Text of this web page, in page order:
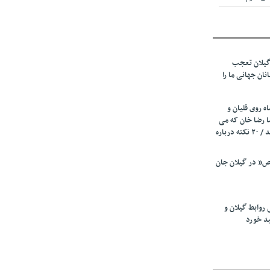
حمایتی
مشخص شد
از مراجع رسمی
ایران و
کشاورزان
تعجب
جهانی ما را
روی قلیان و
رضا خان که می
رفت همه شاد بودند / ۲۰ نکته درباره
در گیلان جان
روابط گیلان و
خورد